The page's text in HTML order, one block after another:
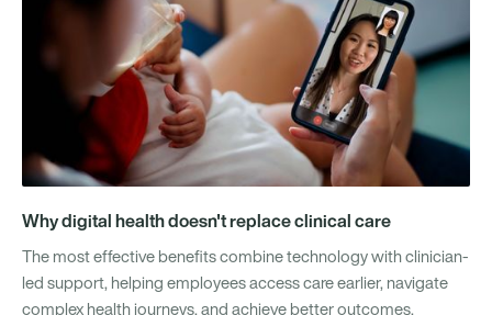
Why digital health doesn't replace clinical care
The most effective benefits combine technology with clinician-
led support, helping employees access care earlier, navigate
complex health journeys, and achieve better outcomes.